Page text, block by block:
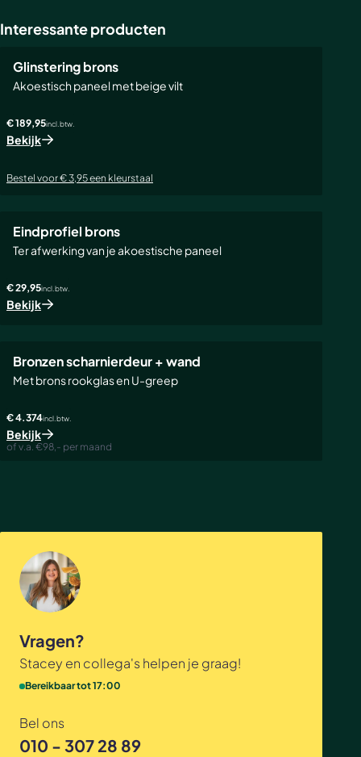
Interessante producten
Glinstering brons
Akoestisch paneel met beige vilt
€ 189,95incl. btw.
Bekijk
Bestel voor € 3,95 een kleurstaal
Eindprofiel brons
Ter afwerking van je akoestische paneel
€ 29,95incl. btw.
Bekijk
Bronzen scharnierdeur + wand
Met brons rookglas en U-greep
€ 4.374incl. btw.
Bekijk
of v.a. €98,- per maand
Vragen?
Stacey en collega's helpen je graag!
Bereikbaar tot 17:00
Bel ons
010 - 307 28 89